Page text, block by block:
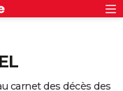
carnet des décès des